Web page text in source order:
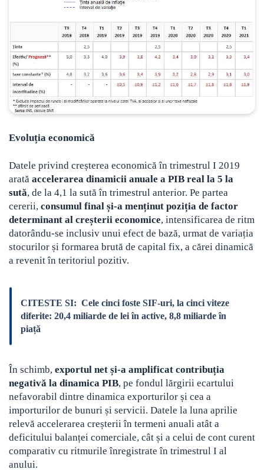
Evoluția economică
Datele privind creșterea economică în trimestrul I 2019
arată accelerarea dinamicii anuale a PIB real la 5 la
sută, de la 4,1 la sută în trimestrul anterior. Pe partea
cererii, consumul final și-a menținut poziția de factor
determinant al creșterii economice, intensificarea de ritm
datorându-se inclusiv unui efect de bază, urmat de variația
stocurilor și formarea brută de capital fix, a cărei dinamică
a revenit în teritoriul pozitiv.
CITESTE SI: Cele cinci foste SIF-uri, la cinci viteze
diferite: 20,4 miliarde de lei în active, 8,8 miliarde în
piață
În schimb, exportul net și-a amplificat contribuția
negativă la dinamica PIB, pe fondul lărgirii ecartului
nefavorabil dintre dinamica exporturilor și cea a
importurilor de bunuri și servicii. Datele la luna aprilie
relevă accelerarea creșterii în termeni anuali atât a
deficitului balanței comerciale, cât și a celui de cont curent
comparativ cu ritmurile înregistrate în trimestrul I al
anului.